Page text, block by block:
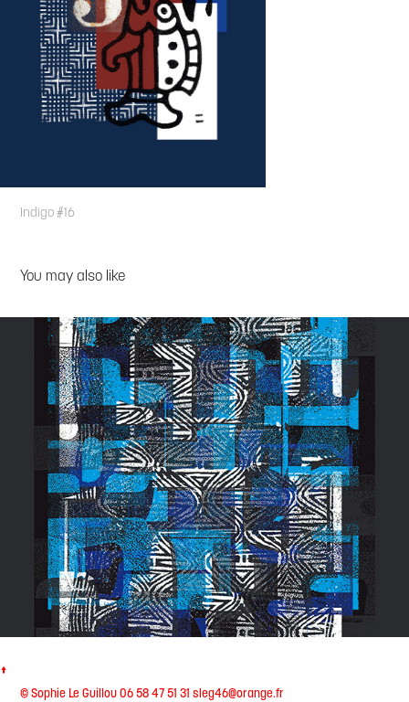
Indigo #16
You may also like
Texstyle
↑
© Sophie Le Guillou 06 58 47 51 31 sleg46@orange.fr